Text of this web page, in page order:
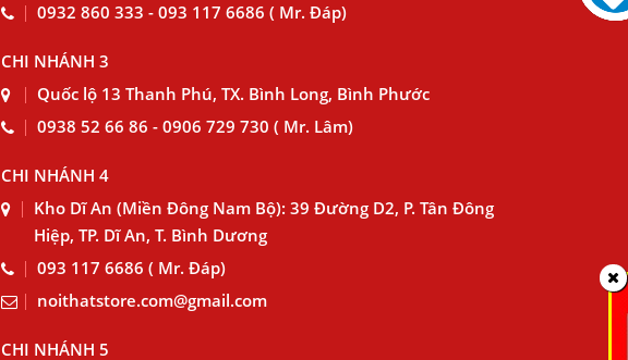
0932 860 333 - 093 117 6686 ( Mr. Đáp)
CHI NHÁNH 3
Quốc lộ 13 Thanh Phú, TX. Bình Long, Bình Phước
0938 52 66 86 - 0906 729 730 ( Mr. Lâm)
CHI NHÁNH 4
Kho Dĩ An (Miền Đông Nam Bộ): 39 Đường D2, P. Tân Đông
Hiệp, TP. Dĩ An, T. Bình Dương
093 117 6686 ( Mr. Đáp)
noithatstore.com@gmail.com
CHI NHÁNH 5